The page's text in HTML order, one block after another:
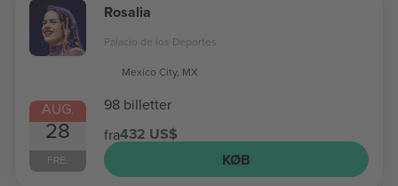
AUG.
28
FRE.
Rosalia
Palacio de los Deportes
Mexico City, MX
98 billetter
fra432 US$
KØB